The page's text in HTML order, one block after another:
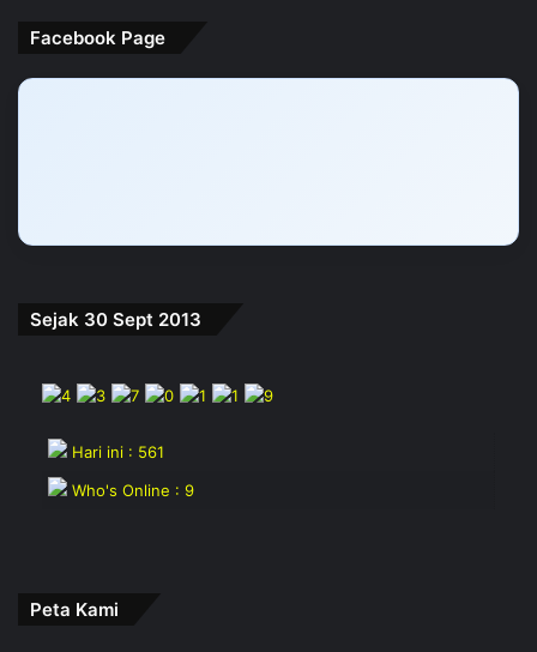
Facebook Page
Sejak 30 Sept 2013
Hari ini : 561
Who's Online : 9
Peta Kami